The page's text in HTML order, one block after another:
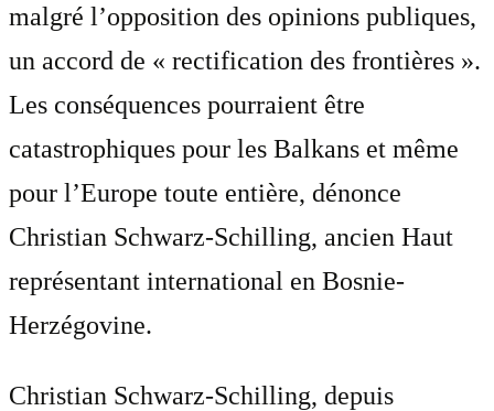
malgré l’opposition des opinions publiques,
un accord de « rectification des frontières ».
Les conséquences pourraient être
catastrophiques pour les Balkans et même
pour l’Europe toute entière, dénonce
Christian Schwarz-Schilling, ancien Haut
représentant international en Bosnie-
Herzégovine.
Christian Schwarz-Schilling, depuis